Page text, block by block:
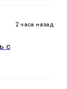
2 часа назад
с